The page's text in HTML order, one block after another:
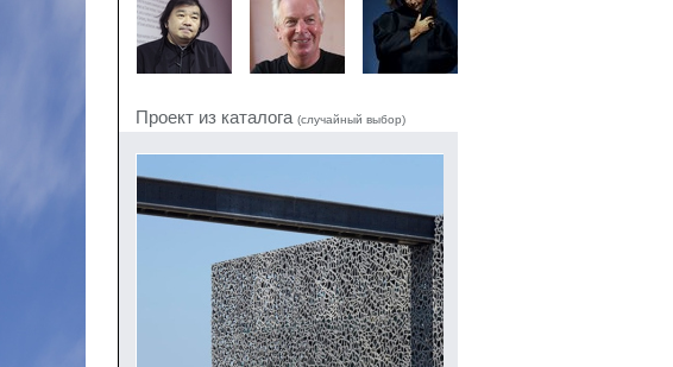
Проект из каталога (случайный выбор)